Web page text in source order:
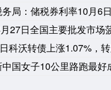
局：储税券利率10月6
27日全国主要批发市场
科沃转债上涨1.07%，
国女子10公里路跑最好